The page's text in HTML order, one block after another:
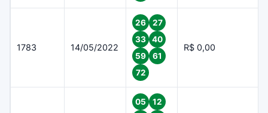
1783 14/05/2022
26
27
33
40
59
61
72
R$ 0,00
05
12